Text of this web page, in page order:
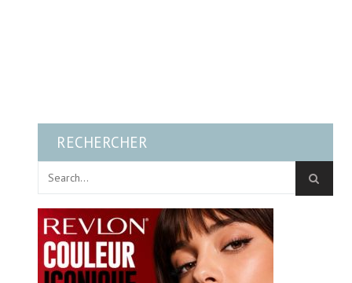
RECHERCHER